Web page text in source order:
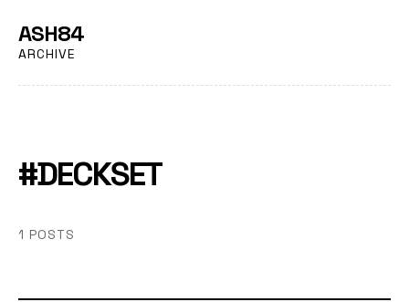
ASH84
ARCHIVE
#DECKSET
1 POSTS